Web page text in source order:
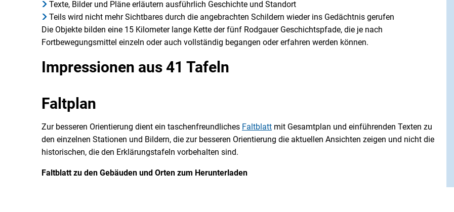
Texte, Bilder und Pläne erläutern ausführlich Geschichte und Standort
Teils wird nicht mehr Sichtbares durch die angebrachten Schildern wieder ins Gedächtnis gerufen
Die Objekte bilden eine 15 Kilometer lange Kette der fünf Rodgauer Geschichtspfade, die je nach
Fortbewegungsmittel einzeln oder auch vollständig begangen oder erfahren werden können.
Impressionen aus 41 Tafeln
Faltplan
Zur besseren Orientierung dient ein taschenfreundliches Faltblatt mit Gesamtplan und einführenden Texten zu
den einzelnen Stationen und Bildern, die zur besseren Orientierung die aktuellen Ansichten zeigen und nicht die
historischen, die den Erklärungstafeln vorbehalten sind.
Faltblatt zu den Gebäuden und Orten zum Herunterladen